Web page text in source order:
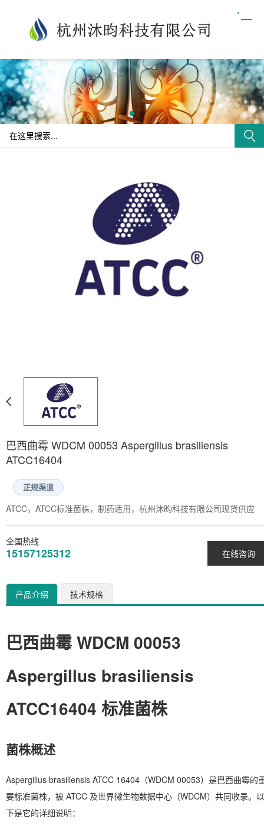
巴西曲霉 WDCM 00053 Aspergillus brasiliensis
ATCC16404
正规渠道
ATCC，ATCC标准菌株，制药适用，杭州沐昀科技有限公司现货供应
在线咨询
全国热线
15157125312
产品介绍 技术规格
巴西曲霉 WDCM 00053
Aspergillus brasiliensis
ATCC16404 标准菌株
菌株概述
Aspergillus brasiliensis ATCC 16404（WDCM 00053）是巴西曲霉的
要标准菌株，被 ATCC 及世界微生物数据中心（WDCM）共同收录。以
下是它的详细说明：